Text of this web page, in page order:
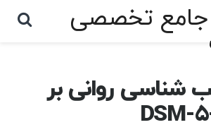
شناسی روانی بر